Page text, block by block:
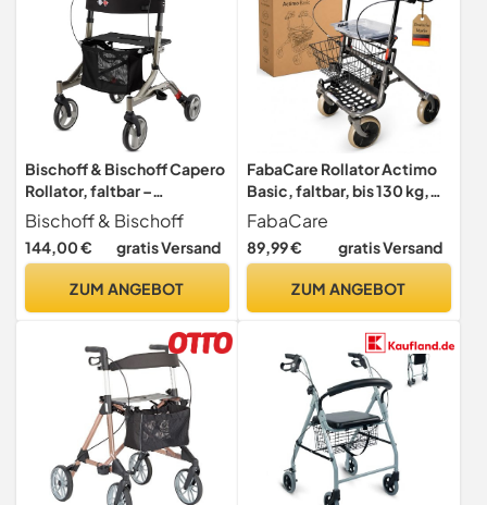
Bischoff & Bischoff Capero
Rollator, faltbar –
Leichtgewicht-Rollator für
drinnen und draußen,
Gehwagen mit Rücken-
abnehmbarer Netz-Tasche,
Bischoff & Bischoff
144,00 € gratis Versand
ZUM ANGEBOT
FabaCare Rollator Actimo
Basic, faltbar, bis 130 kg,
Standardrollator mit
Vollausstattung, Korb,
Tablett, Auffanggitter,
Feststellbremsen &
FabaCare
89,99 € gratis Versand
ZUM ANGEBOT